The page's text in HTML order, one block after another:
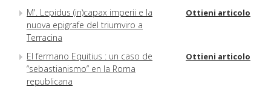
M'. Lepidus (in)capax imperii e la
nuova epigrafe del triumviro a
Terracina
Ottieni articolo
El fermano Equitius : un caso de
“sebastianismo” en la Roma
republicana
Ottieni articolo